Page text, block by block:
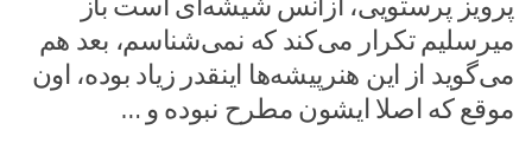
پرویز پرستویی، آزانس شیشه‌ای است باز
میرسلیم تکرار می‌کند که نمی‌شناسم، بعد هم
می‌گوید از این هنرپیشه‌ها اینقدر زیاد بوده، اون
موقع که اصلا ایشون مطرح نبوده و …